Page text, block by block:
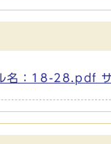
名：18-28.pdf